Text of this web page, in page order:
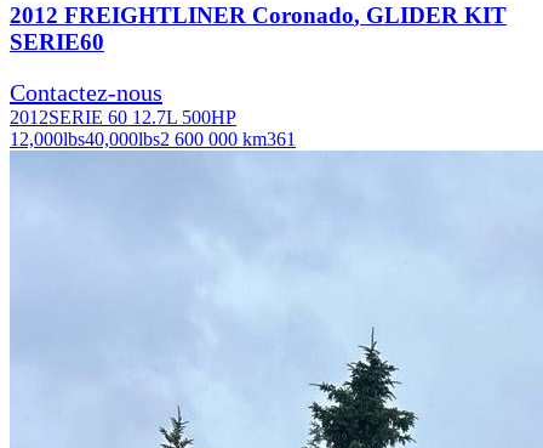
2012 FREIGHTLINER Coronado, GLIDER KIT
SERIE60
Contactez-nous
2012SERIE 60 12.7L 500HP
12,000lbs40,000lbs2 600 000 km361